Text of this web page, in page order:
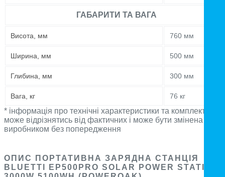
ГАБАРИТИ ТА ВАГА
Висота, мм 760 мм
Ширина, мм 500 мм
Глибина, мм 300 мм
Вага, кг 76 кг
* інформація про технічні характеристики та комплектацію
може відрізнятись від фактичних і може бути змінена
виробником без попередження
ОПИС ПОРТАТИВНА ЗАРЯДНА СТАНЦІЯ
BLUETTI EP500PRO SOLAR POWER STATION